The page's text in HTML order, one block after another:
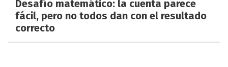
Desafío matemático: la cuenta parece
fácil, pero no todos dan con el resultado
correcto